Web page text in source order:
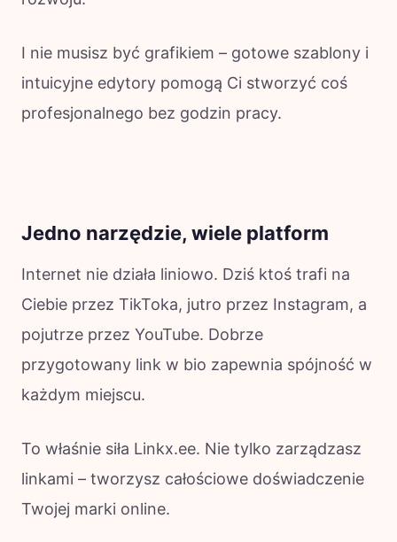
I nie musisz być grafikiem – gotowe szablony i
intuicyjne edytory pomogą Ci stworzyć coś
profesjonalnego bez godzin pracy.
Jedno narzędzie, wiele platform
Internet nie działa liniowo. Dziś ktoś trafi na
Ciebie przez TikToka, jutro przez Instagram, a
pojutrze przez YouTube. Dobrze
przygotowany link w bio zapewnia spójność w
każdym miejscu.
To właśnie siła Linkx.ee. Nie tylko zarządzasz
linkami – tworzysz całościowe doświadczenie
Twojej marki online.